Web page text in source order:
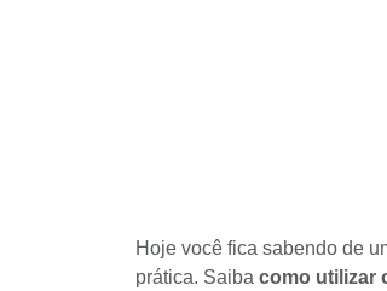
Hoje você fica sabendo de
prática. Saiba como utilizar